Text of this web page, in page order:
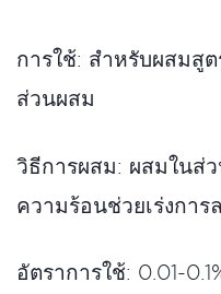
การใช้: สำหรับผสมสู
ส่วนผสม
วิธีการผสม: ผสมในส่
ความร้อนช่วยเร่งการ
อัตราการใช้: 0.01-